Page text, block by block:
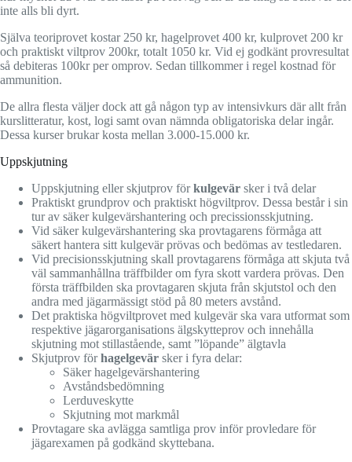
inte alls bli dyrt.
Själva teoriprovet kostar 250 kr, hagelprovet 400 kr, kulprovet 200 kr
och praktiskt viltprov 200kr, totalt 1050 kr. Vid ej godkänt provresultat
så debiteras 100kr per omprov. Sedan tillkommer i regel kostnad för
ammunition.
De allra flesta väljer dock att gå någon typ av intensivkurs där allt från
kurslitteratur, kost, logi samt ovan nämnda obligatoriska delar ingår.
Dessa kurser brukar kosta mellan 3.000-15.000 kr.
Uppskjutning
Uppskjutning eller skjutprov förkulgevär sker i två delar
Praktiskt grundprov och praktiskt högviltprov. Dessa består i sin
tur av säker kulgevärshantering och precissionsskjutning.
Vid säker kulgevärshantering ska provtagarens förmåga att
säkert hantera sitt kulgevär prövas och bedömas av testledaren.
Vid precisionsskjutning skall provtagarens förmåga att skjuta två
väl sammanhållna träffbilder om fyra skott vardera prövas. Den
första träffbilden ska provtagaren skjuta från skjutstol och den
andra med jägarmässigt stöd på 80 meters avstånd.
Det praktiska högviltprovet med kulgevär ska vara utformat som
respektive jägarorganisations älgskytteprov och innehålla
skjutning mot stillastående, samt ”löpande” älgtavla
Skjutprov förhagelgevär sker i fyra delar:
Säker hagelgevärshantering
Avståndsbedömning
Lerduveskytte
Skjutning mot markmål
Provtagare ska avlägga samtliga prov inför provledare för
jägarexamen på godkänd skyttebana.